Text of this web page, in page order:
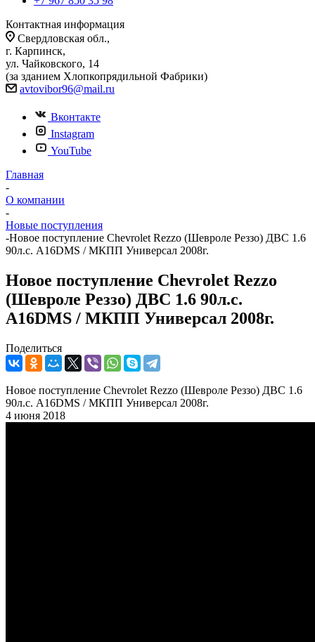
Контактная информация
Свердловская обл.,
г. Карпинск,
ул. Чайковского, 14
(за зданием Хлопкопрядильной Фабрики)
avtovibor96@mail.ru
Вконтакте
Instagram
YouTube
Главная
-
О компании
-
Новые поступления
-Новое поступление Chevrolet Rezzo (Шевроле Реззо) ДВС 1.6
90л.с. А16DMS / МКПП Универсал 2008г.
Новое поступление Chevrolet Rezzo
(Шевроле Реззо) ДВС 1.6 90л.с.
А16DMS / МКПП Универсал 2008г.
Поделиться
Новое поступление Chevrolet Rezzo (Шевроле Реззо) ДВС 1.6
90л.с. А16DMS / МКПП Универсал 2008г.
4 июня 2018